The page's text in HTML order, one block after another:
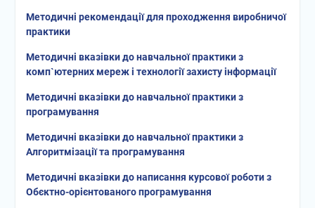
Методичні рекомендації для проходження виробничої
практики
Методичні вказівки до навчальної практики з
комп`ютерних мереж і технології захисту інформації
Методичні вказівки до навчальної практики з
програмування
Методичні вказівки до навчальної практики з
Алгоритмізації та програмування
Методичні вказівки до написання курсової роботи з
Обєктно-орієнтованого програмування